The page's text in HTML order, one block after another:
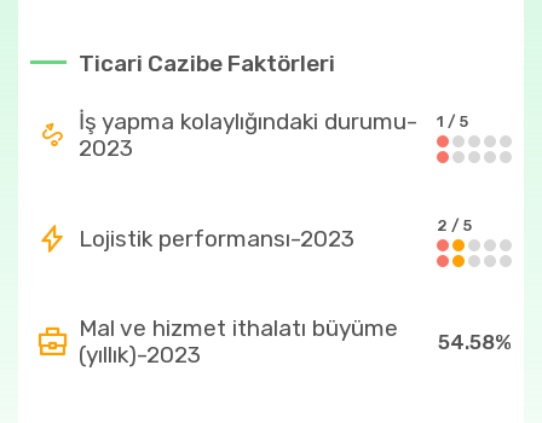
Mozambik
Zambiya
434.27 Milyon $
2.01 Milyar $
1.66 Milyar $
271019
1.17 Milyar $
84
Ticari Cazibe Faktörleri
İş yapma kolaylığındaki durumu-
2023
1 / 5
Lojistik performansı-2023 2 / 5
Mal ve hizmet ithalatı büyüme
(yıllık)-2023
54.58%